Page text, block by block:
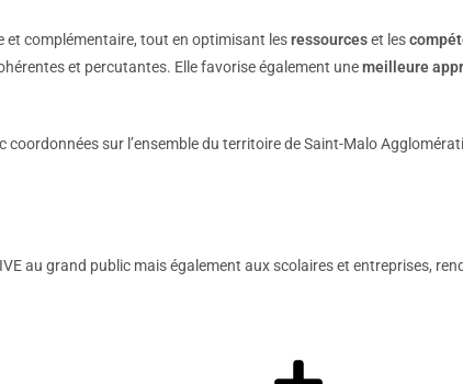
et complémentaire, tout en optimisant lesressourceset les
et percutantes. Elle favorise également unemeilleure
sur l’ensemble du territoire de Saint-Malo
au grand public mais également aux scolaires et entreprises,